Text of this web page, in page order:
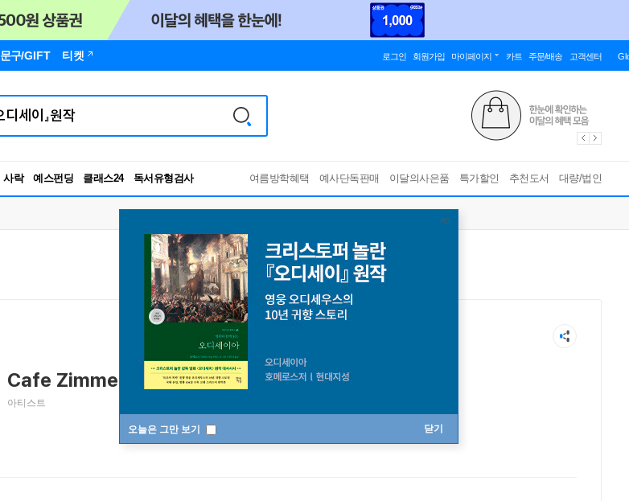
문구/GIFT 티켓 로그인 회원가입 마이페이지 카트 주문/배송 고객센터
사락 예스펀딩 클래스24
RBTI Lab
독서유형검사
여름방학혜택 예사단독판매 이달의사은품 특가할인 추천도서 대량/법인
오늘은 그만 보기 닫기
Cafe Zimmermann
카페 침머만
아티스트